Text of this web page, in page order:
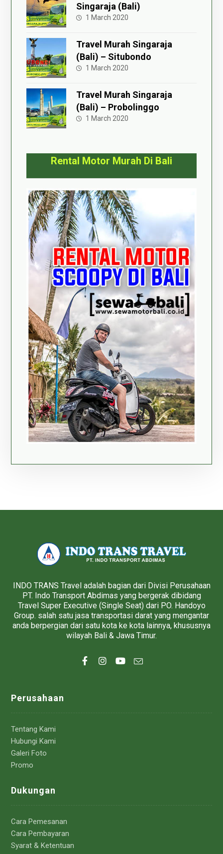
Singaraja (Bali)
1 March 2020
Travel Murah Singaraja
(Bali) – Situbondo
1 March 2020
Travel Murah Singaraja
(Bali) – Probolinggo
1 March 2020
Rental Motor Murah Di Bali
INDO TRANS Travel adalah bagian dari Divisi Perusahaan
PT. Indo Transport Abdimas yang bergerak dibidang
Travel Super Executive (Single Seat) dari PO. Handoyo
Group. salah satu jasa transportasi darat yang mengantar
anda berpergian dari satu kota ke kota lainnya, khususnya
wilayah Bali & Jawa Timur.
Perusahaan
Tentang Kami
Hubungi Kami
Galeri Foto
Promo
Dukungan
Cara Pemesanan
Cara Pembayaran
Syarat & Ketentuan